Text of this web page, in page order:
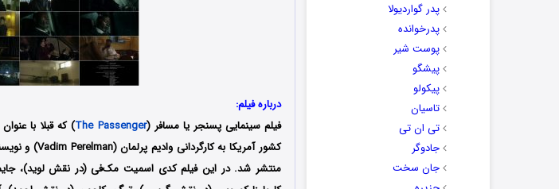
پدر گواردیولا
پدرخوانده
پوست شیر
پیشگو
پیکولو
تاسیان
تی ان تی
جادوگر
جان سخت
درباره فیلم:
فیلم سینمایی پسنجر یا مسافر (The Passenger) که قبلا با عنوان The Zealot شناخته میشد، فیلمی
منتشر شد. در این فیلم کدی اسمیت مک‌فی (در نقش لوید)،